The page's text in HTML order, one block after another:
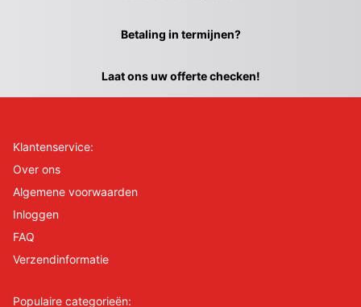
Betaling in termijnen?
Laat ons uw offerte checken!
Klantenservice:
Over ons
Algemene voorwaarden
Inloggen
FAQ
Verzendinformatie
Populaire categorieën: